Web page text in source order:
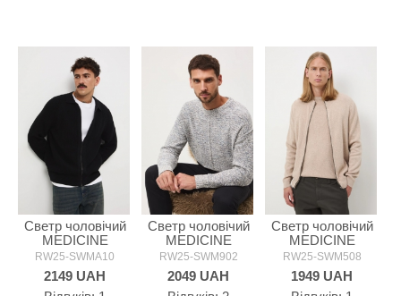
Светр чоловічий
MEDICINE
RW25-SWMA10
2149 UAH
Светр чоловічий
MEDICINE
RW25-SWM902
2049 UAH
Светр чоловічий
MEDICINE
RW25-SWM508
1949 UAH